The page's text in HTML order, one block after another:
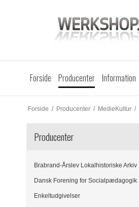
Forside Producenter Information
Forside / Producenter / MedieKultur /
Producenter
Brabrand-Årslev Lokalhistoriske Arkiv
Dansk Forening for Socialpædagogik
Enkeltudgivelser